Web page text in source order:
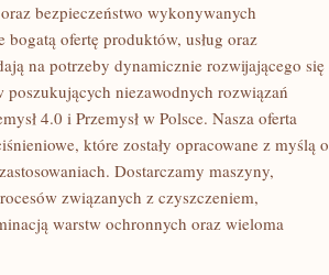
bezpieczeństwo wykonywanych
bogatą ofertę produktów, usług oraz
na potrzeby dynamicznie rozwijającego się
poszukujących niezawodnych rozwiązań
4.0 i Przemysł w Polsce. Nasza oferta
które zostały opracowane z myślą o
Dostarczamy maszyny,
związanych z czyszczeniem,
warstw ochronnych oraz wieloma